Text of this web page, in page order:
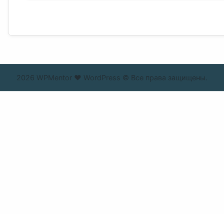
2026 WPMentor ❤ WordPress © Все права защищены.